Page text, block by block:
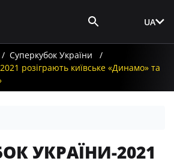
UA
Суперкубок України
розіграють київське «Динамо» та
УКРАЇНИ-2021